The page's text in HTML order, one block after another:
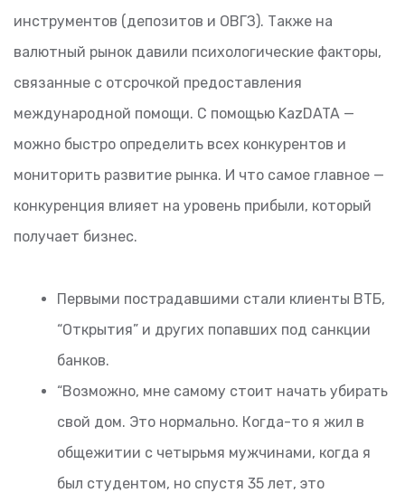
инструментов (депозитов и ОВГЗ). Также на
валютный рынок давили психологические факторы,
связанные с отсрочкой предоставления
международной помощи. С помощью KazDATA —
можно быстро определить всех конкурентов и
мониторить развитие рынка. И что самое главное —
конкуренция влияет на уровень прибыли, который
получает бизнес.
Первыми пострадавшими стали клиенты ВТБ,
“Открытия” и других попавших под санкции
банков.
“Возможно, мне самому стоит начать убирать
свой дом. Это нормально. Когда-то я жил в
общежитии с четырьмя мужчинами, когда я
был студентом, но спустя 35 лет, это